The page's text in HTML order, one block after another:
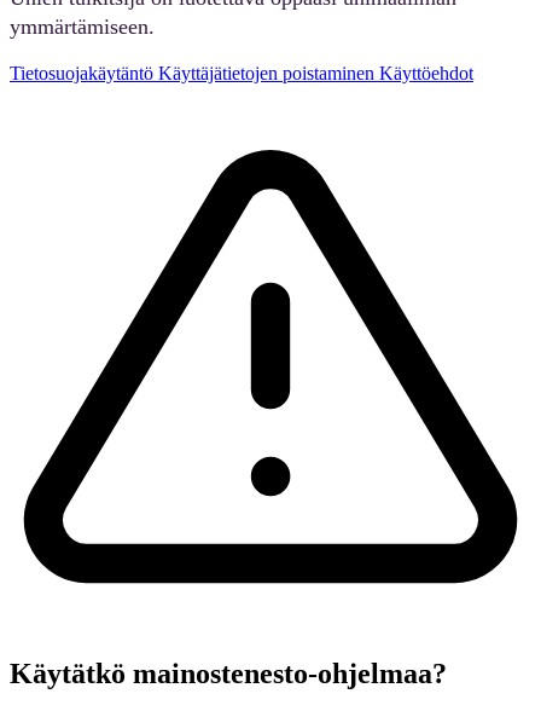
ymmärtämiseen.
Tietosuojakäytäntö Käyttäjätietojen poistaminen Käyttöehdot
Käytätkö mainostenesto-ohjelmaa?